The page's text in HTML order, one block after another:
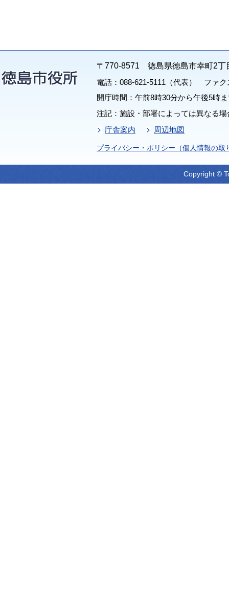
〒770-8571 徳島県徳島市幸町2丁
電話：088-621-5111（代表） ファク
開庁時間：午前8時30分から午後5時
注記：施設・部署によっては異なる
庁舎案内
周辺地図
プライバシー・ポリシー（個人情報の取
Copyright ©